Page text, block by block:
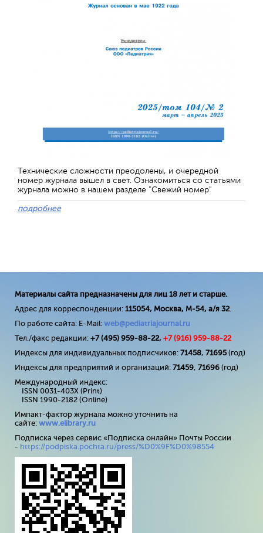
Технические сложности преодолены, и очередной
номер журнала вышел в свет. Ознакомиться со статьями
журнала можно в нашем разделе "Свежий номер"
подробнее
Материалы сайта предназначены для лиц 18 лет и старше.
Адрес для корреспонденции: 115054, Москва, М-54, а/я 32.
По работе сайта: E-Mail: web@pediatriajournal.ru
Тел./факс редакции: +7 (495) 959-88-22, +7 (916) 959-88-22
Индексы для индивидуальных подписчиков: 71458, 71695(год)
Индексы для предприятий и организаций: 71459, 71696 (год)
Международный индекс:
ISSN 0031-403X (Print)
ISSN 1990-2182 (Online)
Импакт-фактор журнала можно уточнить на
сайте: www.elibrary.ru
Подписка через сервис «Подписка онлайн» Почты России
- https://podpiska.pochta.ru/press/%D0%9F%D0%98554